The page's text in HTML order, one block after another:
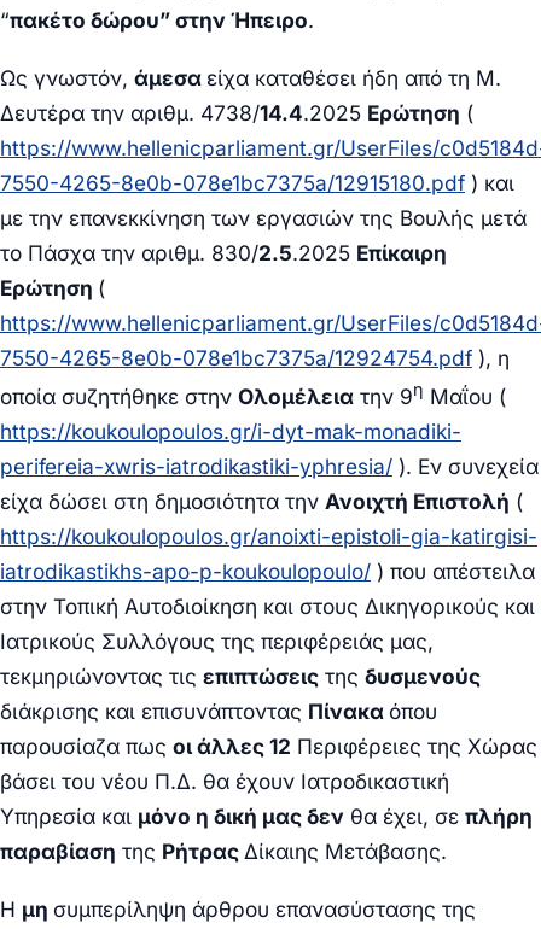
“πακέτο δώρου” στην Ήπειρο.
Ως γνωστόν, άμεσα είχα καταθέσει ήδη από τη Μ.
Δευτέρα την αριθμ. 4738/14.4.2025 Ερώτηση (
https://www.hellenicparliament.gr/UserFiles/
7550-4265-8e0b-078e1bc7375a/12915180.pdf ) και
με την επανεκκίνηση των εργασιών της Βουλής μετά
το Πάσχα την αριθμ. 830/2.5.2025 Επίκαιρη
Ερώτηση (
https://www.hellenicparliament.gr/UserFiles/
7550-4265-8e0b-078e1bc7375a/12924754.pdf ), η
οποία συζητήθηκε στην Ολομέλεια την 9η Μαΐου (
https://koukoulopoulos.gr/i-dyt-mak-monadiki-
perifereia-xwris-iatrodikastiki-yphresia/ ). Εν συνεχεία
είχα δώσει στη δημοσιότητα την Ανοιχτή Επιστολή (
https://koukoulopoulos.gr/anoixti-epistoli-gia-katirgisi-
iatrodikastikhs-apo-p-koukoulopoulo/ ) που απέστειλα
στην Τοπική Αυτοδιοίκηση και στους Δικηγορικούς και
Ιατρικούς Συλλόγους της περιφέρειάς μας,
τεκμηριώνοντας τις επιπτώσεις της δυσμενούς
διάκρισης και επισυνάπτοντας Πίνακαόπου
παρουσίαζα πως οι άλλες 12 Περιφέρειες της Χώρας
βάσει του νέου Π.Δ. θα έχουν Ιατροδικαστική
Υπηρεσία και μόνο η δική μας δεν θα έχει, σε πλήρη
παραβίαση της Ρήτρας Δίκαιης Μετάβασης.
Η μη συμπερίληψη άρθρου επανασύστασης της